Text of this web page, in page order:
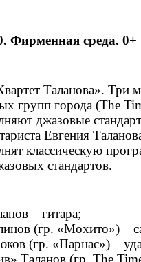
Фирменная среда. 0+
Таланова». Три
групп города (The
джазовые
Евгения
классическую
стандартов.
– гитара;
(гр. «Мохито») –
(гр. «Парнас») –
Таланов (гр. The